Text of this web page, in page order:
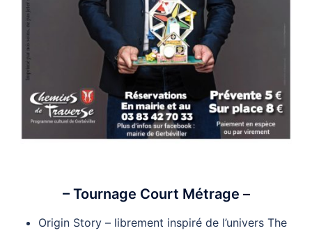
– Tournage Court Métrage –
Origin Story – librement inspiré de l’univers The